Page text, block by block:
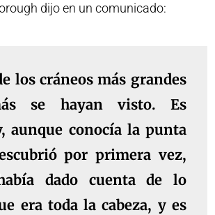
dijo en un comunicado:
los cráneos más grandes
se hayan visto. Es
aunque conocía la punta
por primera vez,
dado cuenta de lo
era toda la cabeza, y es